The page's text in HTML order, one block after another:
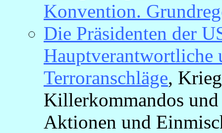
Konvention.
Die Präsidenten der
Hauptverantwortliche
Terroranschläge,
Killerkommandos
Aktionen und